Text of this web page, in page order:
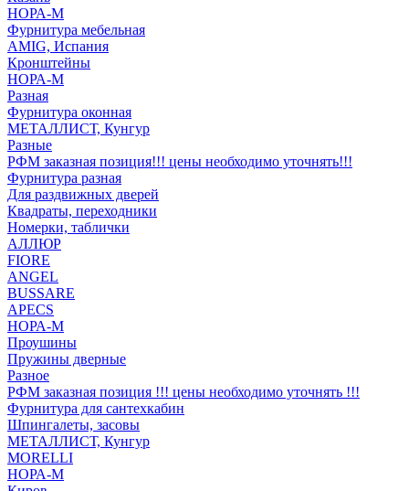
НОРА-М
Фурнитура мебельная
AMIG, Испания
Кронштейны
НОРА-М
Разная
Фурнитура оконная
МЕТАЛЛИСТ, Кунгур
Разные
РФМ заказная позиция!!! цены необходимо уточнять!!!
Фурнитура разная
Для раздвижных дверей
Квадраты, переходники
Номерки, таблички
АЛЛЮР
FIORE
ANGEL
BUSSARE
APECS
НОРА-М
Проушины
Пружины дверные
Разное
РФМ заказная позиция !!! цены необходимо уточнять !!!
Фурнитура для сантехкабин
Шпингалеты, засовы
МЕТАЛЛИСТ, Кунгур
MORELLI
НОРА-М